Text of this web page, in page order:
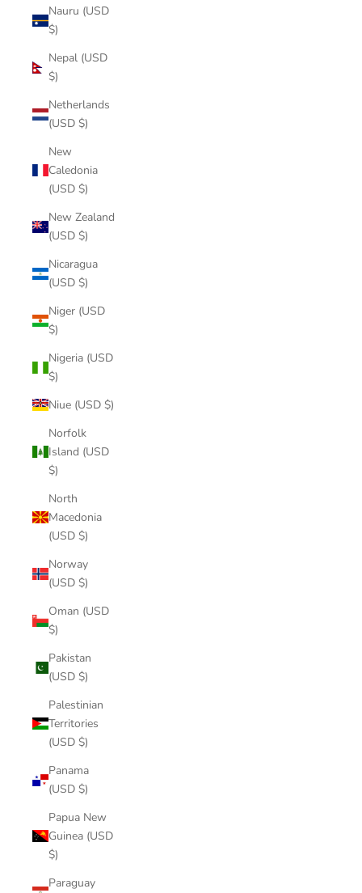
Nauru (USD
$)
Nepal (USD
$)
Netherlands
(USD $)
New
Caledonia
(USD $)
New Zealand
(USD $)
Nicaragua
(USD $)
Niger (USD
$)
Nigeria (USD
$)
Niue (USD $)
Norfolk
Island (USD
$)
North
Macedonia
(USD $)
Norway
(USD $)
Oman (USD
$)
Pakistan
(USD $)
Palestinian
Territories
(USD $)
Panama
(USD $)
Papua New
Guinea (USD
$)
Paraguay